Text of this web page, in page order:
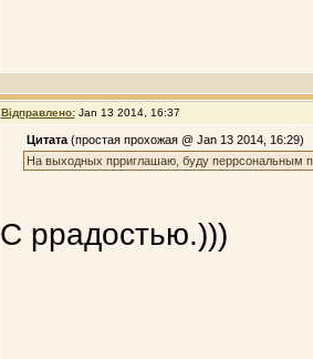
Відправлено: Jan 13 2014, 16:37
Цитата(простая прохожая @ Jan 13 2014, 16:29)
На выходных прриглашаю, буду перрсональным
С ррадостью.)))